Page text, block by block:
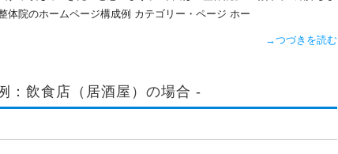
体院のホームページ構成例 カテゴリー・ページ ホー
→つづきを読む
飲食店（居酒屋）の場合 -